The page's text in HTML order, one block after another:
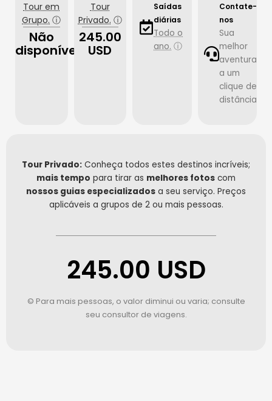
Tour em
Grupo. ⓘ
Não
disponível
Tour
Privado. ⓘ
245.00
USD
Saídas
diárias
Todo o
ano. ⓘ
Contate-
nos
Sua
melhor
aventura
a um
clique de
distância
Tour Privado: Conheça todos estes destinos incríveis;
mais tempo para tirar as melhores fotos com
nossos guias especializados a seu serviço. Preços
aplicáveis a grupos de 2 ou mais pessoas.
245.00 USD
© Para mais pessoas, o valor diminui ou varia; consulte
seu consultor de viagens.